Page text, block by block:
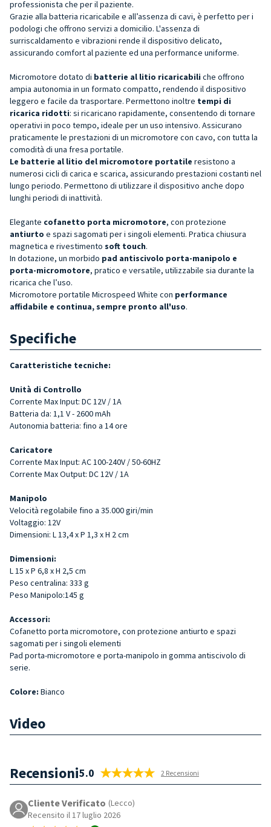
professionista che per il paziente.
Grazie alla batteria ricaricabile e all’assenza di cavi, è perfetto per i
podologi che offrono servizi a domicilio. L'assenza di
surriscaldamento e vibrazioni rende il dispositivo delicato,
assicurando comfort al paziente ed una performance uniforme.
Micromotore dotato di batterie al litio ricaricabili che offrono
ampia autonomia in un formato compatto, rendendo il dispositivo
leggero e facile da trasportare. Permettono inoltre tempi di
ricarica ridotti: si ricaricano rapidamente, consentendo di tornare
operativi in poco tempo, ideale per un uso intensivo. Assicurano
praticamente le prestazioni di un micromotore con cavo, con tutta la
comodità di una fresa portatile.
Le batterie al litio del micromotore portatile resistono a
numerosi cicli di carica e scarica, assicurando prestazioni costanti nel
lungo periodo. Permettono di utilizzare il dispositivo anche dopo
lunghi periodi di inattività.
Elegante cofanetto porta micromotore, con protezione
antiurto e spazi sagomati per i singoli elementi. Pratica chiusura
magnetica e rivestimento soft touch.
In dotazione, un morbido pad antiscivolo porta-manipolo e
porta-micromotore, pratico e versatile, utilizzabile sia durante la
ricarica che l’uso.
Micromotore portatile Microspeed White con performance
affidabile e continua, sempre pronto all'uso.
Specifiche
Caratteristiche tecniche:
Unità di Controllo
Corrente Max Input: DC 12V / 1A
Batteria da: 1,1 V - 2600 mAh
Autonomia batteria: fino a 14 ore
Caricatore
Corrente Max Input: AC 100-240V / 50-60HZ
Corrente Max Output: DC 12V / 1A
Manipolo
Velocità regolabile fino a 35.000 giri/min
Voltaggio: 12V
Dimensioni: L 13,4 x P 1,3 x H 2 cm
Dimensioni:
L 15 x P 6,8 x H 2,5 cm
Peso centralina: 333 g
Peso Manipolo:145 g
Accessori:
Cofanetto porta micromotore, con protezione antiurto e spazi
sagomati per i singoli elementi
Pad porta-micromotore e porta-manipolo in gomma antiscivolo di
serie.
Colore: Bianco
Video
Recensioni5.0 2 Recensioni
Cliente Verificato (Lecco)
Recensito il 17 luglio 2026